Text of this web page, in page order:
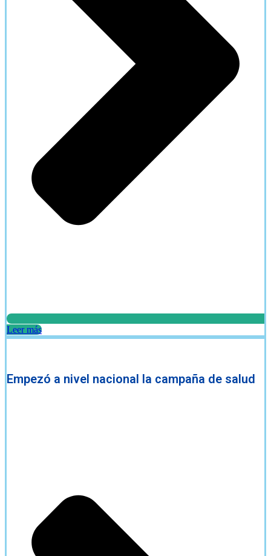
Leer más
Empezó a nivel nacional la campaña de salud